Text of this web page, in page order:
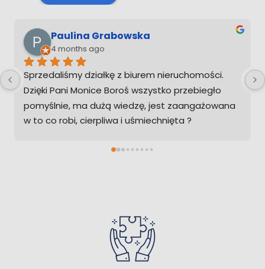
Mateusz M
4 months ago
Profesjonalna obsluga, wszystko zgodnie z
ustaleniami i zawsze na czas. Wspolpraca z
Pania Monika to czysta przyjemnosc.